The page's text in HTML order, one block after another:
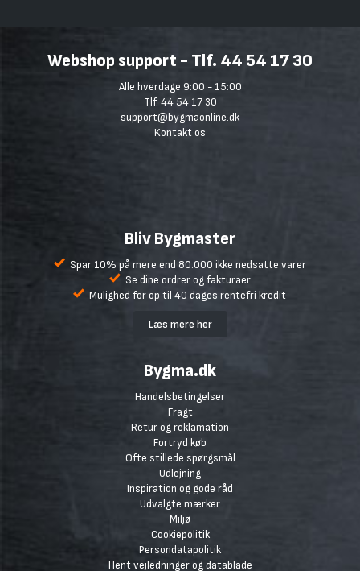
Webshop support - Tlf. 44 54 17 30
Alle hverdage 9:00 - 15:00
Tlf. 44 54 17 30
support@bygmaonline.dk
Kontakt os
Bliv Bygmaster
Spar 10% på mere end 80.000 ikke nedsatte varer
Se dine ordrer og fakturaer
Mulighed for op til 40 dages rentefri kredit
Læs mere her
Bygma.dk
Handelsbetingelser
Fragt
Retur og reklamation
Fortryd køb
Ofte stillede spørgsmål
Udlejning
Inspiration og gode råd
Udvalgte mærker
Miljø
Cookiepolitik
Persondatapolitik
Hent vejledninger og datablade